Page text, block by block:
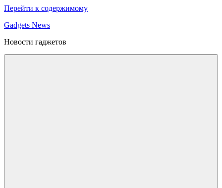
Перейти к содержимому
Gadgets News
Новости гаджетов